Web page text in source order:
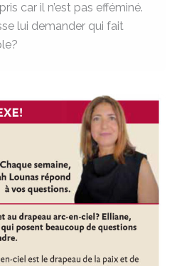
car il n’est pas efféminé.
lui demander qui fait